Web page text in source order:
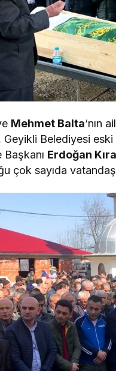
Mehmet Balta‘nın
Geyikli Belediyesi
Başkanı Erdoğan
çok sayıda vatandaş